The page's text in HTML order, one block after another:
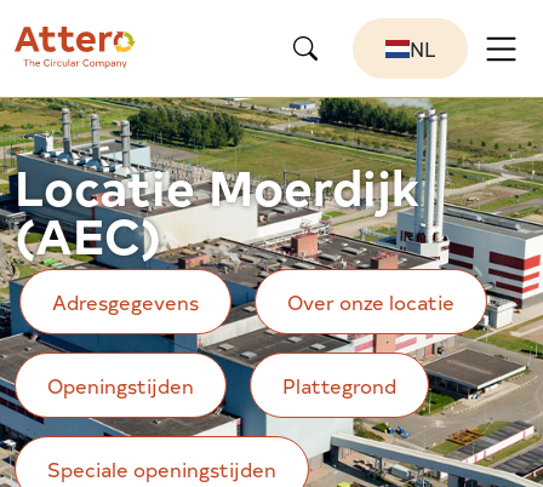
NL
Locatie Moerdijk
(AEC)
Adresgegevens Over onze locatie
Openingstijden Plattegrond
Speciale openingstijden